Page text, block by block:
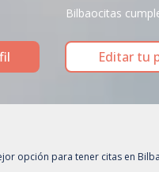
Bilbaocitas
Editar tu
opción para tener citas en